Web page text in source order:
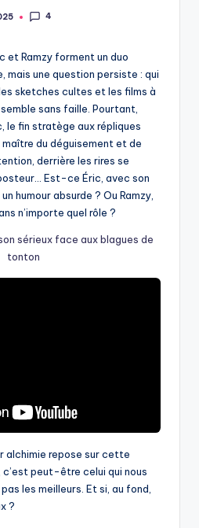
4
et Ramzy forment un duo
mais une question persiste : qui
sketches cultes et les films à
sans faille. Pourtant,
le fin stratège aux répliques
du déguisement et de
derrière les rires se
Est-ce Éric, avec son
humour absurde ? Ou Ramzy,
n’importe quel rôle ?
sérieux face aux blagues de
tonton
alchimie repose sur cette
c’est peut-être celui qui nous
les meilleurs. Et si, au fond,
?